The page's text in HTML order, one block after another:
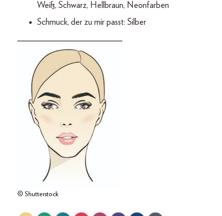
Weiß, Schwarz, Hellbraun, Neonfarben
Schmuck, der zu mir passt: Silber
© Shutterstock